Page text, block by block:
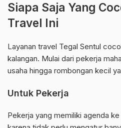
Siapa Saja Yang
Travel Ini
Layanan travel Tegal Sentul
kalangan. Mulai dari pekerja
usaha hingga rombongan kecil
Untuk Pekerja
Pekerja yang memiliki agenda